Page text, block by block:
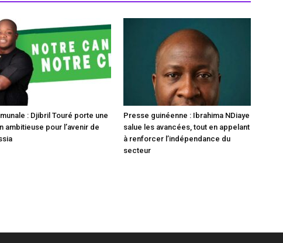
: Djibril Touré porte une
ambitieuse pour l’avenir de
Presse guinéenne : Ibrahima NDiaye
salue les avancées, tout en appelant
à renforcer l’indépendance du
secteur